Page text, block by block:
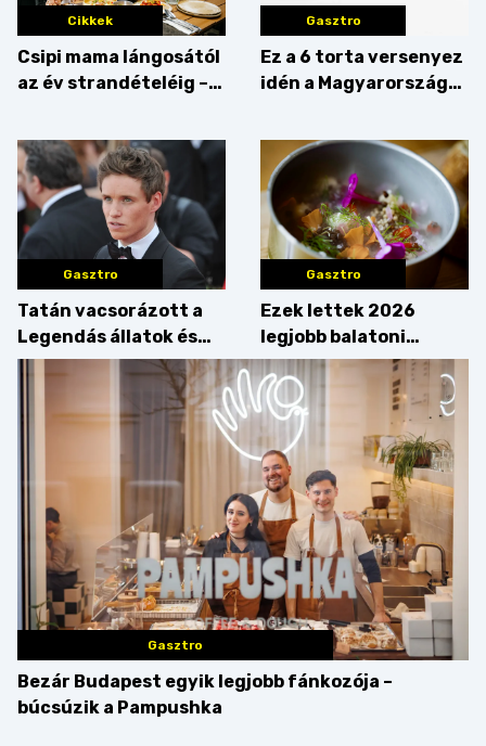
Cikkek
Csipi mama lángosától
az év strandételéig –
Balaton déli partját
Gasztro
Ez a 6 torta versenyez
idén a Magyarország
Gasztro
Tatán vacsorázott a
Legendás állatok és
megfigyelésük sztárja!
Gasztro
Ezek lettek 2026
legjobb balatoni
strandételei –
végigkóstoltuk a
győzteseket
Gasztro
Bezár Budapest egyik legjobb fánkozója –
búcsúzik a Pampushka